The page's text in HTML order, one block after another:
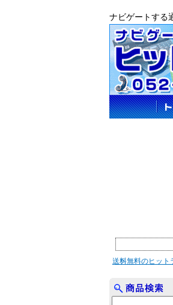
ナビゲートする
送料無料のヒット